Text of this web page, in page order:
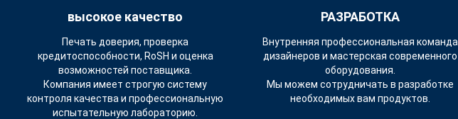
высокое качество
Печать доверия, проверка
кредитоспособности, RoSH и оценка
возможностей поставщика.
Компания имеет строгую систему
контроля качества и профессиональную
испытательную лабораторию.
РАЗРАБОТКА
Внутренняя профессиональная команда
дизайнеров и мастерская современного
оборудования.
Мы можем сотрудничать в разработке
необходимых вам продуктов.